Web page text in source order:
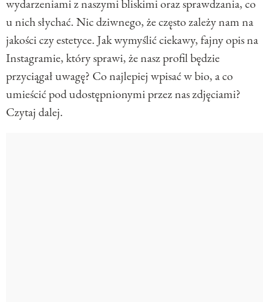
wydarzeniami z naszymi bliskimi oraz sprawdzania, co
u nich słychać. Nic dziwnego, że często zależy nam na
jakości czy estetyce. Jak wymyślić ciekawy, fajny opis na
Instagramie, który sprawi, że nasz profil będzie
przyciągał uwagę? Co najlepiej wpisać w bio, a co
umieścić pod udostępnionymi przez nas zdjęciami?
Czytaj dalej.